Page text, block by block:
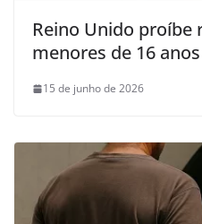
Reino Unido proíbe
menores de 16 anos
15 de junho de 2026